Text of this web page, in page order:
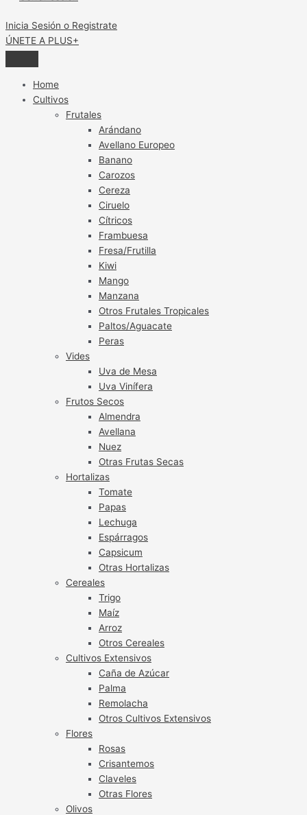
Inicia Sesión o Registrate
ÚNETE A PLUS+
Home
Cultivos
Frutales
Arándano
Avellano Europeo
Banano
Carozos
Cereza
Ciruelo
Cítricos
Frambuesa
Fresa/Frutilla
Kiwi
Mango
Manzana
Otros Frutales Tropicales
Paltos/Aguacate
Peras
Vides
Uva de Mesa
Uva Vinífera
Frutos Secos
Almendra
Avellana
Nuez
Otras Frutas Secas
Hortalizas
Tomate
Papas
Lechuga
Espárragos
Capsicum
Otras Hortalizas
Cereales
Trigo
Maíz
Arroz
Otros Cereales
Cultivos Extensivos
Caña de Azúcar
Palma
Remolacha
Otros Cultivos Extensivos
Flores
Rosas
Crisantemos
Claveles
Otras Flores
Olivos